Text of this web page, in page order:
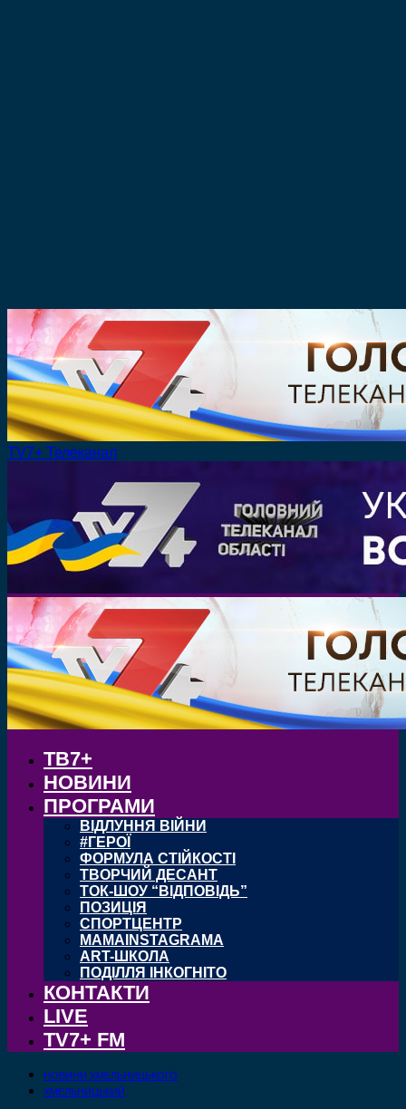
TV7+ Телеканал
ТВ7+
НОВИНИ
ПРОГРАМИ
ВІДЛУННЯ ВІЙНИ
#ГЕРОЇ
ФОРМУЛА СТІЙКОСТІ
ТВОРЧИЙ ДЕСАНТ
ТОК-ШОУ “ВІДПОВІДЬ”
ПОЗИЦІЯ
СПОРТЦЕНТР
MAMAINSTAGRAMA
ART-ШКОЛА
ПОДІЛЛЯ ІНКОГНІТО
КОНТАКТИ
LIVE
TV7+ FM
НОВИНИ ХМЕЛЬНИЦЬКОГО
ХМЕЛЬНИЦЬКИЙ